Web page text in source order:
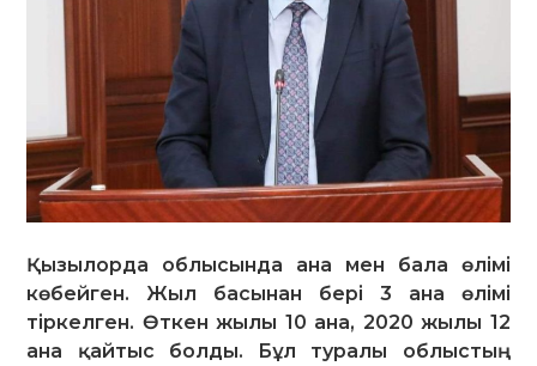
Қызылорда облысында ана мен бала өлімі
көбейген. Жыл басынан бері 3 ана өлімі
тіркелген. Өткен жылы 10 ана, 2020 жылы 12
ана қайтыс болды. Бұл туралы облыстың